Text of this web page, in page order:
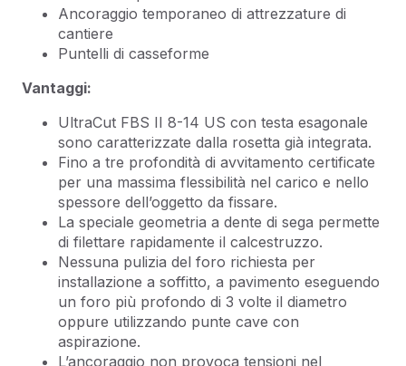
Ancoraggio temporaneo di attrezzature di
cantiere
Puntelli di casseforme
Vantaggi:
UltraCut FBS II 8-14 US con testa esagonale
sono caratterizzate dalla rosetta già integrata.
Fino a tre profondità di avvitamento certificate
per una massima flessibilità nel carico e nello
spessore dell’oggetto da fissare.
La speciale geometria a dente di sega permette
di filettare rapidamente il calcestruzzo.
Nessuna pulizia del foro richiesta per
installazione a soffitto, a pavimento eseguendo
un foro più profondo di 3 volte il diametro
oppure utilizzando punte cave con
aspirazione.
L’ancoraggio non provoca tensioni nel